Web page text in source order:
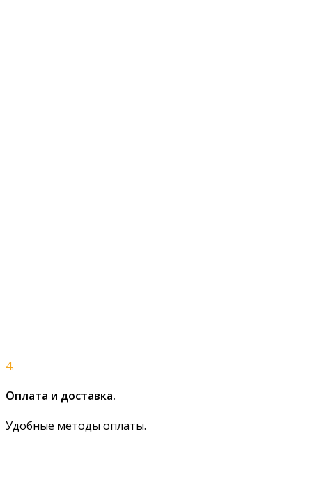
4.
Оплата и доставка.
Удобные методы оплаты.